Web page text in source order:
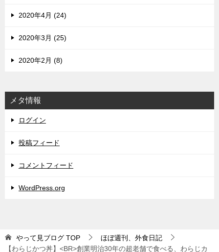
2020年4月 (24)
2020年3月 (25)
2020年2月 (8)
メタ情報
ログイン
投稿フィード
コメントフィード
WordPress.org
やって見ブログ TOP
ほぼ週刊、外食日記
【わらじかつ丼】<BR>創業明治30年の超老舗で食べる、わらじカ